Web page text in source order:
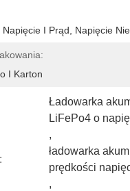
Napięcie I Prąd, Napięcie
I Karton
Ładowarka
LiFePo4 o
,
ładowarka
prędkości
,